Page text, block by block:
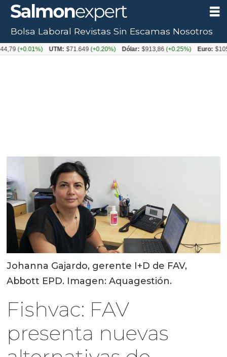
Johanna Gajardo, gerente I+D de FAV,
Abbott EPD. Imagen: Aquagestión.
Fishvac: FAV
presenta nuevas
Bolsa Laboral Revistas Sin Escamas Nosotros
UTM: $71.649(+0.20%) Dólar: $913,86(+0.25%) Euro: $1053,08(-